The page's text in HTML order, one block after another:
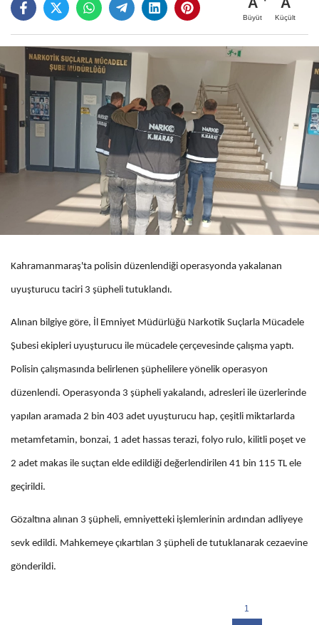
Büyüt Küçült
Kahramanmaraş'ta polisin düzenlendiği operasyonda yakalanan
uyuşturucu taciri 3 şüpheli tutuklandı.
Alınan bilgiye göre, İl Emniyet Müdürlüğü Narkotik Suçlarla Mücadele
Şubesi ekipleri uyuşturucu ile mücadele çerçevesinde çalışma yaptı.
Polisin çalışmasında belirlenen şüphelilere yönelik operasyon
düzenlendi. Operasyonda 3 şüpheli yakalandı, adresleri ile üzerlerinde
yapılan aramada 2 bin 403 adet uyuşturucu hap, çeşitli miktarlarda
metamfetamin, bonzai, 1 adet hassas terazi, folyo rulo, kilitli poşet ve
2 adet makas ile suçtan elde edildiği değerlendirilen 41 bin 115 TL ele
geçirildi.
Gözaltına alınan 3 şüpheli, emniyetteki işlemlerinin ardından adliyeye
sevk edildi. Mahkemeye çıkartılan 3 şüpheli de tutuklanarak cezaevine
gönderildi.